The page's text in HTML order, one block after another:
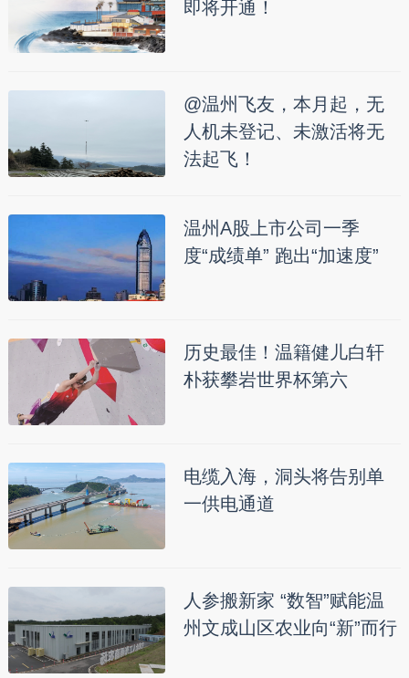
即将开通！
@温州飞友，本月起，无
人机未登记、未激活将无
法起飞！
温州A股上市公司一季
度“成绩单” 跑出“加速度”
历史最佳！温籍健儿白轩
朴获攀岩世界杯第六
电缆入海，洞头将告别单
一供电通道
人参搬新家 “数智”赋能温
州文成山区农业向“新”而行